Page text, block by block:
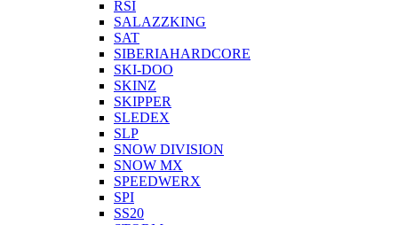
RSI
SALAZZKING
SAT
SIBERIAHARDCORE
SKI-DOO
SKINZ
SKIPPER
SLEDEX
SLP
SNOW DIVISION
SNOW MX
SPEEDWERX
SPI
SS20